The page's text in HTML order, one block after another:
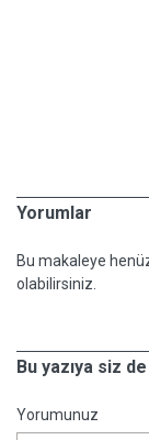
Yorumlar
Bu makaleye
olabilirsiniz.
Bu yazıya siz
Yorumunuz